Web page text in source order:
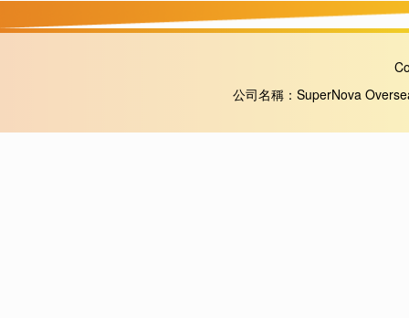
公司名稱：SuperNova